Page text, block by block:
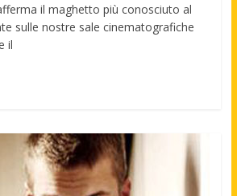
il maghetto più conosciuto al
sulle nostre sale cinematografiche
il